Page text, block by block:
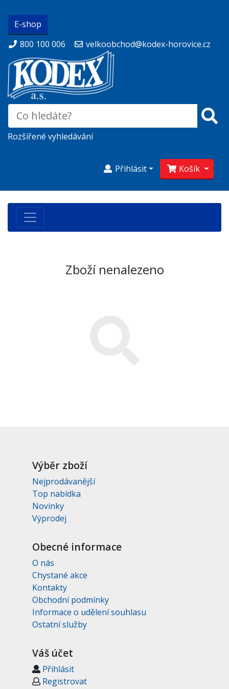
E-shop
800 100 006
velkoobchod@kodex-horovice.cz
Rozšířené vyhledávání
Košík
Přihlásit
Zboží nenalezeno
Výběr zboží
Nejprodávanější
Top nabídka
Novinky
Výprodej
Obecné informace
O nás
Chystané akce
Kontakty
Obchodní podmínky
Informace o udělení souhlasu
Ostatní služby
Váš účet
Přihlásit
Registrovat